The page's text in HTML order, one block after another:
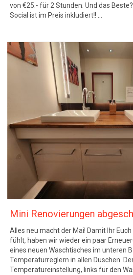
von €25.- für 2 Stunden. Und das
Social ist im Preis inkludiert!! …
Mini Renovierungen
Alles neu macht der Mai! Damit Ihr
fühlt, haben wir wieder ein paar
eines neuen Waschtisches im unteren
Temperaturreglern in allen Duschen.
Temperatureinstellung, links für den